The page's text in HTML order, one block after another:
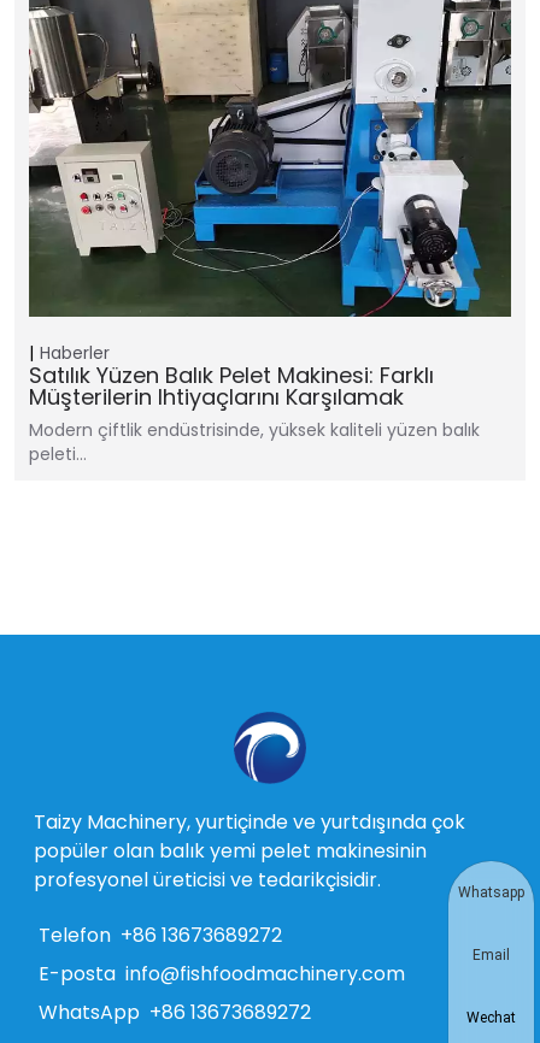
Haberler
Satılık Yüzen Balık Pelet Makinesi: Farklı
Müşterilerin Ihtiyaçlarını Karşılamak
Modern çiftlik endüstrisinde, yüksek kaliteli yüzen balık
peleti…
Taizy Machinery, yurtiçinde ve yurtdışında çok
popüler olan balık yemi pelet makinesinin
profesyonel üreticisi ve tedarikçisidir.
Telefon +86 13673689272
E-posta info@fishfoodmachinery.com
WhatsApp +86 13673689272
Whatsapp
Email
Wechat